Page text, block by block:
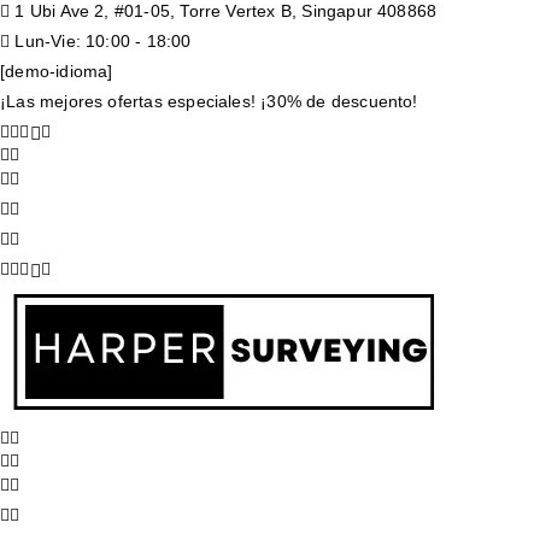
1 Ubi Ave 2, #01-05, Torre Vertex B, Singapur 408868
Lun-Vie: 10:00 - 18:00
[demo-idioma]
¡Las mejores ofertas especiales! ¡30% de descuento!